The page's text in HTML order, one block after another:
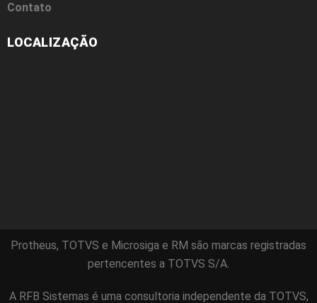
Contato
LOCALIZAÇÃO
Protheus, TOTVS e Microsiga e RM são marcas registradas
pertencentes a TOTVS S/A.
A RFB Sistemas é uma consultoria independente da TOTVS,